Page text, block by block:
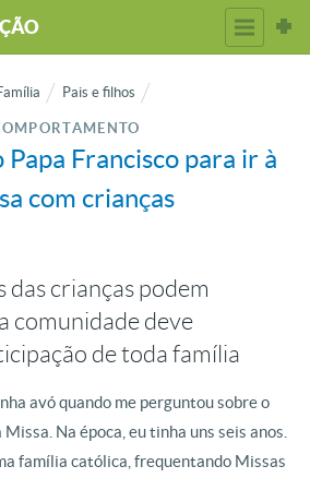
Pais e filhos
Papa Francisco para ir à
com crianças
crianças podem
comunidade deve
de toda família
avó quando me perguntou sobre o
Na época, eu tinha uns seis anos.
família católica, frequentando Missas